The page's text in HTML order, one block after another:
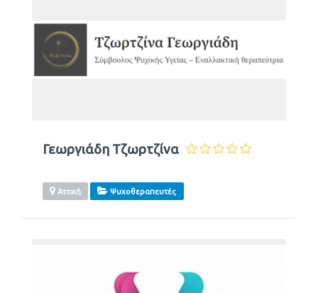
Γεωργιάδη Τζωρτζίνα
Αττική Ψυχοθεραπευτές